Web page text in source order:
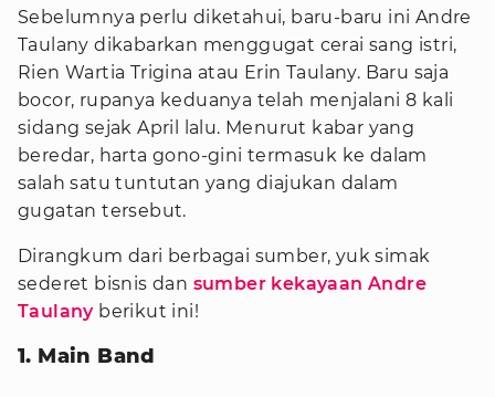
Sebelumnya perlu diketahui, baru-baru ini Andre
Taulany dikabarkan menggugat cerai sang istri,
Rien Wartia Trigina atau Erin Taulany. Baru saja
bocor, rupanya keduanya telah menjalani 8 kali
sidang sejak April lalu. Menurut kabar yang
beredar, harta gono-gini termasuk ke dalam
salah satu tuntutan yang diajukan dalam
gugatan tersebut.
Dirangkum dari berbagai sumber, yuk simak
sederet bisnis dan sumber kekayaan Andre
Taulanyberikut ini!
1. Main Band